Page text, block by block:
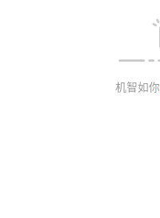
机智如你